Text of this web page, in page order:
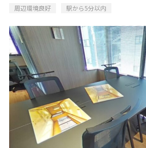
周辺環境良好
駅から5分以内